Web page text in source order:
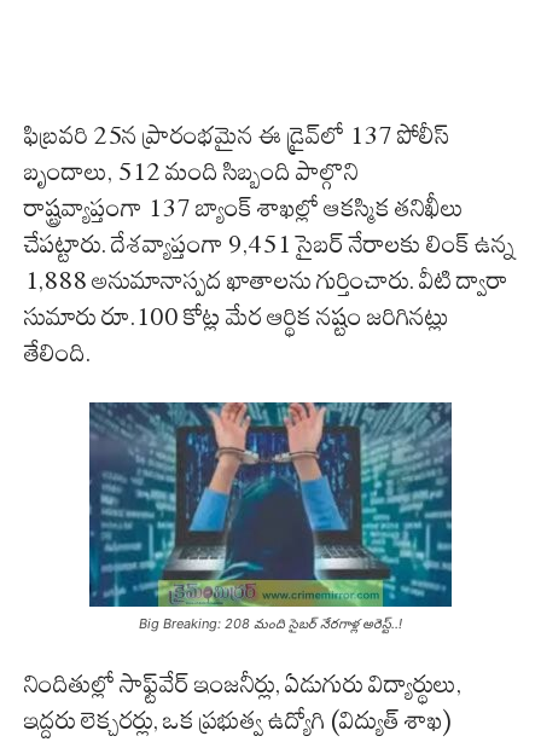
ఫిబ్రవరి 25న ప్రారంభమైన ఈ డ్రైవ్‌లో 137 పోలీస్
బృందాలు, 512 మంది సిబ్బంది పాల్గొని
రాష్ట్రవ్యాప్తంగా 137 బ్యాంక్ శాఖల్లో ఆకస్మిక తనిఖీలు
చేపట్టారు. దేశవ్యాప్తంగా 9,451 సైబర్ నేరాలకు లింక్ ఉన్న
1,888 అనుమానాస్పద ఖాతాలను గుర్తించారు. వీటి ద్వారా
సుమారు రూ.100 కోట్ల మేర ఆర్థిక నష్టం జరిగినట్లు
తేలింది.
Big Breaking: 208 మంది సైబర్ నేరగాళ్ల అరెస్ట్..!
నిందితుల్లో సాఫ్ట్‌వేర్ ఇంజనీర్లు, ఏడుగురు విద్యార్థులు,
ఇద్దరు లెక్చరర్లు, ఒక ప్రభుత్వ ఉద్యోగి (విద్యుత్ శాఖ)